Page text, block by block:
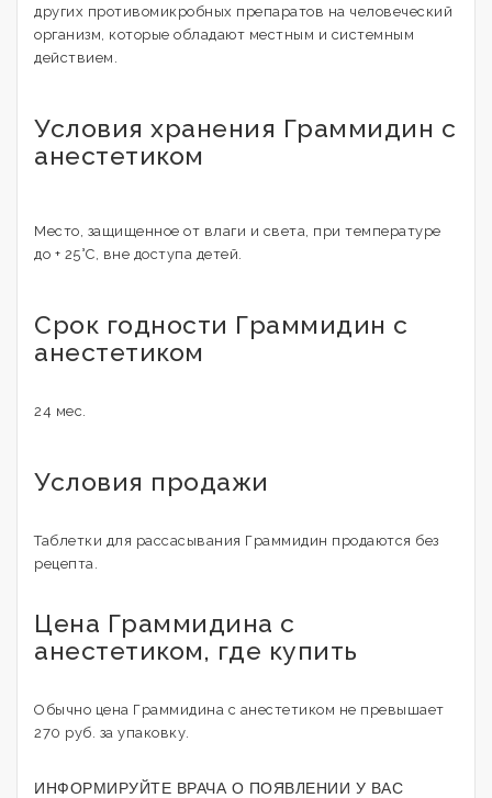
других противомикробных препаратов на человеческий
организм, которые обладают местным и системным
действием.
Условия хранения Граммидин с
анестетиком
Место, защищенное от влаги и света, при температуре
до + 25°C, вне доступа детей.
Срок годности Граммидин с
анестетиком
24 мес.
Условия продажи
Таблетки для рассасывания Граммидин продаются без
рецепта.
Цена Граммидина с
анестетиком, где купить
Обычно цена Граммидина с анестетиком не превышает
270 руб. за упаковку.
ИНФОРМИРУЙТЕ ВРАЧА О ПОЯВЛЕНИИ У ВАС